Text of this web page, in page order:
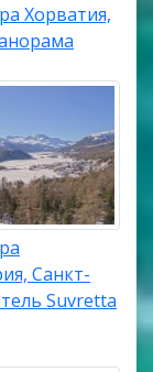
Хорватия,
Санкт-
Suvretta